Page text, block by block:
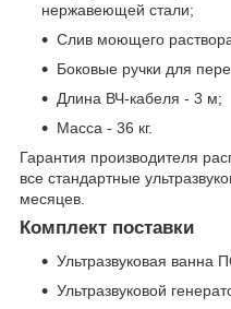
нержавеющей стали;
Слив моющего
Боковые ручки для
Длина ВЧ-кабеля - 3 м;
Масса - 36 кг.
Гарантия производителя
все стандартные
месяцев.
Комплект поставки
Ультразвуковая ванна
Ультразвуковой